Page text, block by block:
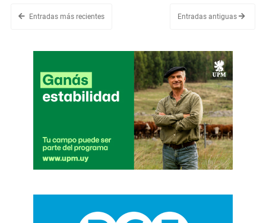
Entradas más recientes Entradas antiguas